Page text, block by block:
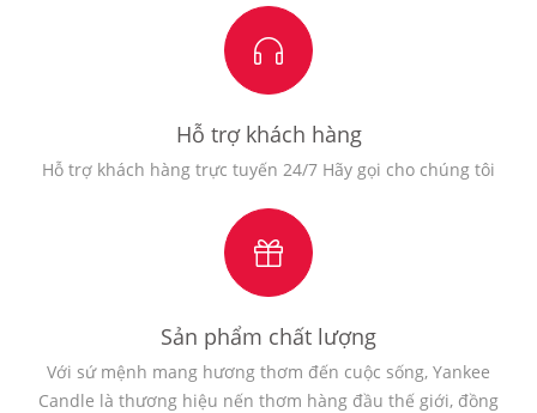
Hỗ trợ khách hàng
Hỗ trợ khách hàng trực tuyến 24/7 Hãy gọi cho chúng tôi
Sản phẩm chất lượng
Với sứ mệnh mang hương thơm đến cuộc sống, Yankee
Candle là thương hiệu nến thơm hàng đầu thế giới, đồng